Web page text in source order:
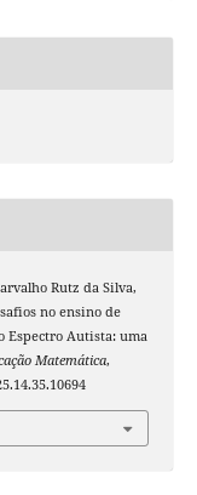
Rutz da Silva,
no ensino de
Espectro Autista: uma
Matemática,